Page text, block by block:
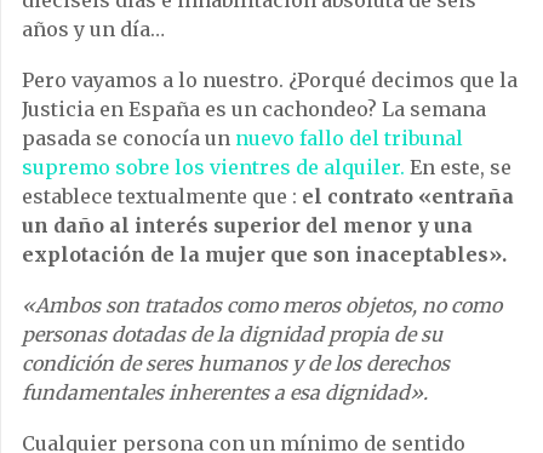
años y un día…
Pero vayamos a lo nuestro. ¿Porqué decimos que la
Justicia en España es un cachondeo? La semana
pasada se conocía un nuevo fallo del tribunal
supremo sobre los vientres de alquiler. En este, se
establece textualmente que : el contrato «entraña
un daño al interés superior del menor y una
explotación de la mujer que son inaceptables».
«Ambos son tratados como meros objetos, no como
personas dotadas de la dignidad propia de su
condición de seres humanos y de los derechos
fundamentales inherentes a esa dignidad».
Cualquier persona con un mínimo de sentido